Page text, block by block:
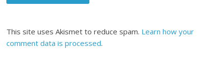
This site uses Akismet to reduce spam. Learn how your
comment data is processed.